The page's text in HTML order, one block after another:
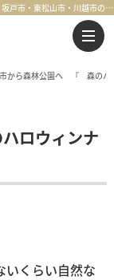
坂戸市から森林公園へ 『 森のハロウィンナイト 』 | 鶴ヶ島市・坂戸市・東松山市・川越市の不動産購入・不動産売却のことならセンチュリー21明和ハウス
から森林公園へ 『 森のハ
ロウィンナ
いくらい自然な